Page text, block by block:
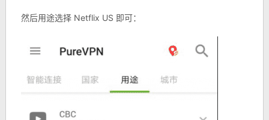
然后用途选择 Netflix US 即可：